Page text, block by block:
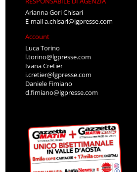
Arianna Gori Chisari
E-maila.chisari@lgpresse.com
Account
Luca Torino
l.torino@lgpresse.com
Ivana Cretier
i.cretier@lgpresse.com
Daniele Fimiano
d.fimiano@lgpresse.com